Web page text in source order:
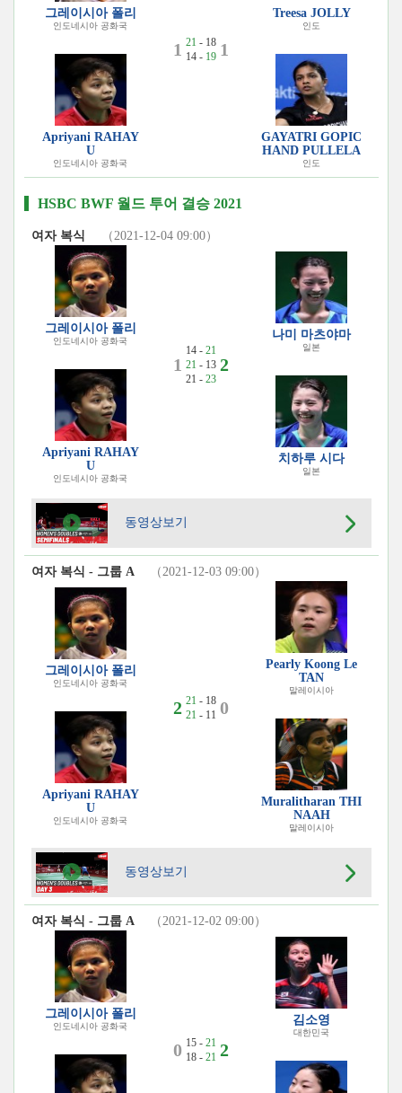
그레이시아 폴리
인도네시아 공화국
Apriyani RAHAY
U
인도네시아 공화국
1 21 - 18
14 - 19 1
Treesa JOLLY
인도
GAYATRI GOPIC
HAND PULLELA
인도
HSBC BWF 월드 투어 결승 2021
여자 복식 （2021-12-04 09:00）
그레이시아 폴리
인도네시아 공화국
Apriyani RAHAY
U
인도네시아 공화국
1
14 - 21
21 - 13
21 - 23
2
나미 마츠야마
일본
치하루 시다
일본
동영상보기
여자 복식 - 그룹 A （2021-12-03 09:00）
그레이시아 폴리
인도네시아 공화국
Apriyani RAHAY
U
인도네시아 공화국
2 21 - 18
21 - 11 0
Pearly Koong Le
TAN
말레이시아
Muralitharan THI
NAAH
말레이시아
동영상보기
여자 복식 - 그룹 A （2021-12-02 09:00）
그레이시아 폴리
인도네시아 공화국
0 15 - 21
18 - 21 2
김소영
대한민국